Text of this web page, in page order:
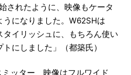
されたように、映像もケータ
になりました。W62SHは
タイリッシュに、もちろん使い
にしました」（都築氏）
ッター、映像はフルワイド